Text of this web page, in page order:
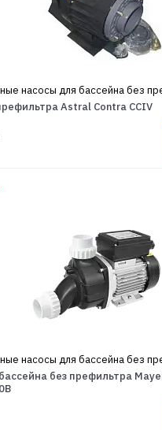
насосы для бассейна без
Astral Contra CCIV
насосы для бассейна без
без префильтра